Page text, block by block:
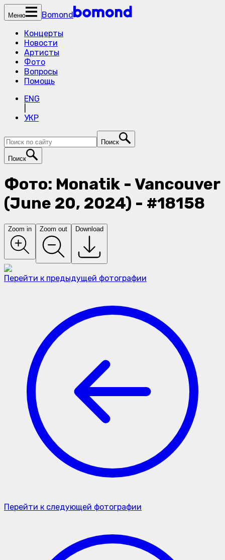
Меню
Bomond
Концерты
Новости
Артисты
Фото
Вопросы
Помощь
ENG
УКР
Поиск
Поиск
Фото: Monatik - Vancouver
(June 20, 2024) - #18158
Zoom in Zoom out Download
Перейти к предыдущей фотографии
Перейти к следующей фотографии